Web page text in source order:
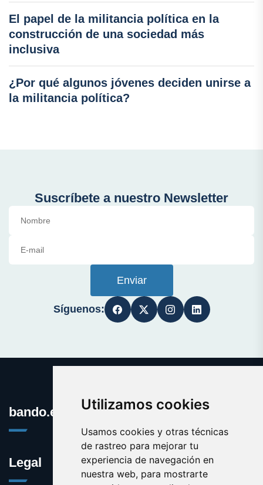
Utilizamos cookies
Usamos cookies y otras técnicas
de rastreo para mejorar tu
experiencia de navegación en
nuestra web, para mostrarte
El papel de la militancia política en la
construcción de una sociedad más
inclusiva
¿Por qué algunos jóvenes deciden unirse a
la militancia política?
Suscríbete a nuestro Newsletter
Enviar
Síguenos:
bando.es
Legal